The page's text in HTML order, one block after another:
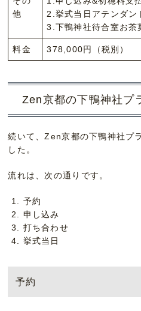
他
2.挙式当日アテンダン
3.下鴨神社待合室お茶
料金 378,000円（税別）
Zen京都の下鴨神社プ
続いて、Zen京都の下鴨神社プ
した。
流れは、次の通りです。
予約
申し込み
打ち合わせ
挙式当日
予約